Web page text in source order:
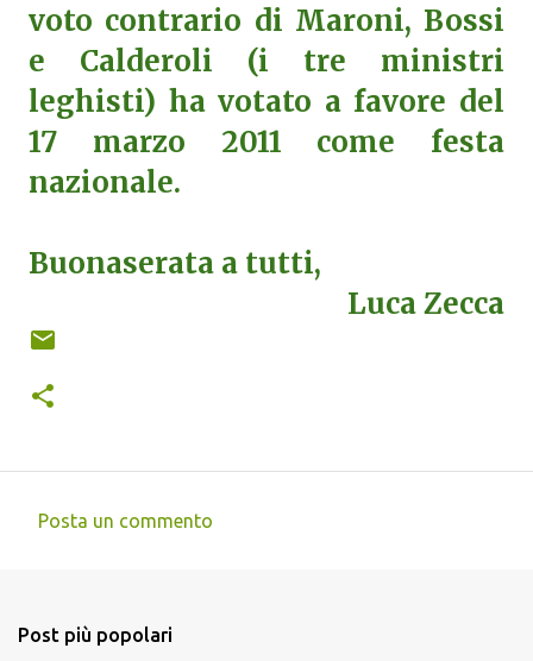
voto contrario di Maroni, Bossi
e Calderoli (i tre ministri
leghisti) ha votato a favore del
17 marzo 2011 come festa
nazionale.
Buonaserata a tutti,
Luca Zecca
m
Posta un commento
Post più popolari